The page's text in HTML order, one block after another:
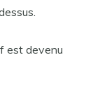
est devenu